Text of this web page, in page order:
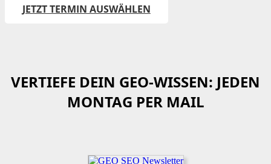
JETZT TERMIN AUSWÄHLEN
VERTIEFE DEIN GEO-WISSEN: JEDEN
MONTAG PER MAIL